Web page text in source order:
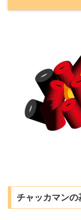
チャッカマン